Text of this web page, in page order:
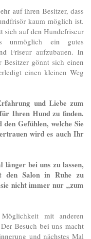
auf ihren Besitzer, dass
kaum möglich ist.
sich auf den Hundefriseur
unmöglich ein gutes
Friseur aufzubauen. In
Besitzer gönnt sich einen
einen kleinen Weg
und Liebe zum
Ihren Hund zu finden.
Gefühlen, welche Sie
wird es auch Ihr
länger bei uns zu lassen,
den Salon in Ruhe zu
nicht immer nur „zum
mit anderen
Besuch bei uns macht
und nächstes Mal